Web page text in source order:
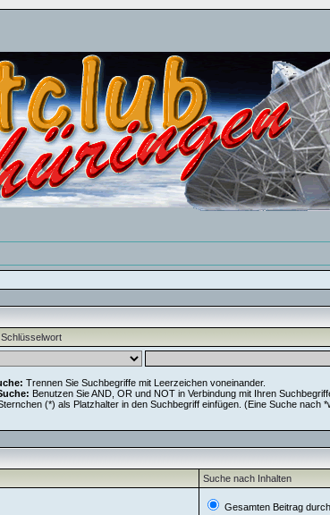
Trennen Sie Suchbegriffe mit Leerzeichen voneinander.
Benutzen Sie AND, OR und NOT in Verbindung mit Ihren
(*) als Platzhalter in den Suchbegriff einfügen. (Eine Suche nach
Suche nach Inhalten
Gesamten Beitrag